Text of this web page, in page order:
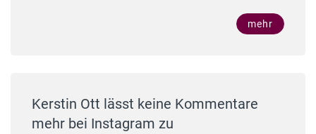
mehr
Kerstin Ott lässt keine Kommentare
mehr bei Instagram zu